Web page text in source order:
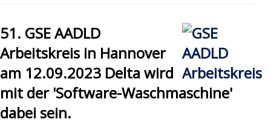
51. GSE AADLD
Arbeitskreis in Hannover
am 12.09.2023 Delta wird
mit der 'Software-Waschmaschine'
dabei sein.